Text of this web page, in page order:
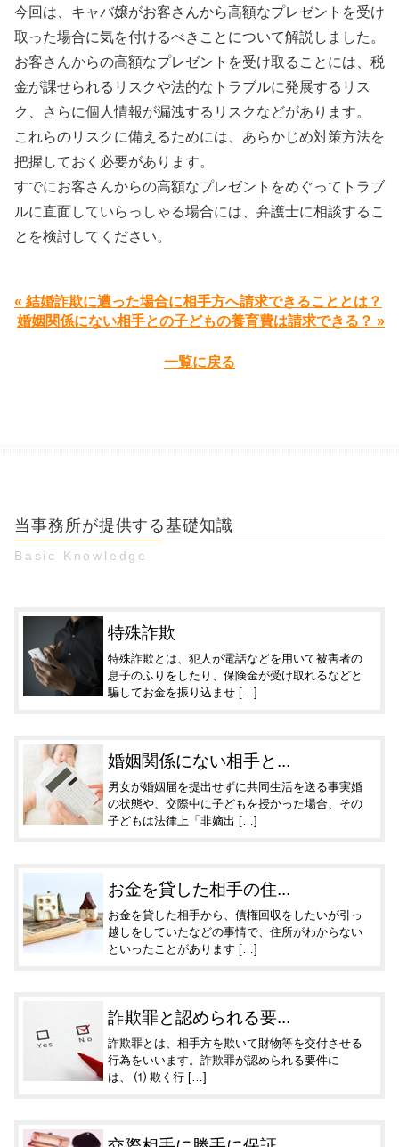
今回は、キャバ嬢がお客さんから高額なプレゼントを受け
取った場合に気を付けるべきことについて解説しました。
お客さんからの高額なプレゼントを受け取ることには、税
金が課せられるリスクや法的なトラブルに発展するリス
ク、さらに個人情報が漏洩するリスクなどがあります。
これらのリスクに備えるためには、あらかじめ対策方法を
把握しておく必要があります。
すでにお客さんからの高額なプレゼントをめぐってトラブ
ルに直面していらっしゃる場合には、弁護士に相談するこ
とを検討してください。
« 結婚詐欺に遭った場合に相手方へ請求できることとは？
婚姻関係にない相手との子どもの養育費は請求できる？ »
一覧に戻る
当事務所が提供する基礎知識
Basic Knowledge
特殊詐欺
特殊詐欺とは、犯人が電話などを用いて被害者の
息子のふりをしたり、保険金が受け取れるなどと
騙してお金を振り込ませ […]
婚姻関係にない相手と...
男女が婚姻届を提出せずに共同生活を送る事実婚
の状態や、交際中に子どもを授かった場合、その
子どもは法律上「非嫡出 […]
お金を貸した相手の住...
お金を貸した相手から、債権回収をしたいが引っ
越しをしていたなどの事情で、住所がわからない
といったことがあります […]
詐欺罪と認められる要...
詐欺罪とは、相手方を欺いて財物等を交付させる
行為をいいます。詐欺罪が認められる要件に
は、 ⑴ 欺く行 […]